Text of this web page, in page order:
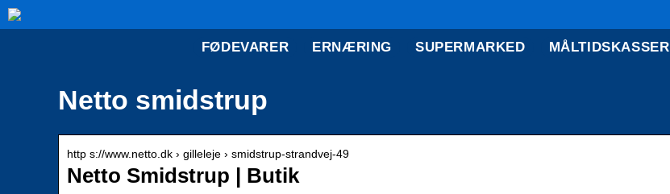
FØDEVARER ERNÆRING SUPERMARKED MÅLTIDSKASSER
Netto smidstrup
http s://www.netto.dk › gilleleje › smidstrup-strandvej-49
Netto Smidstrup | Butik